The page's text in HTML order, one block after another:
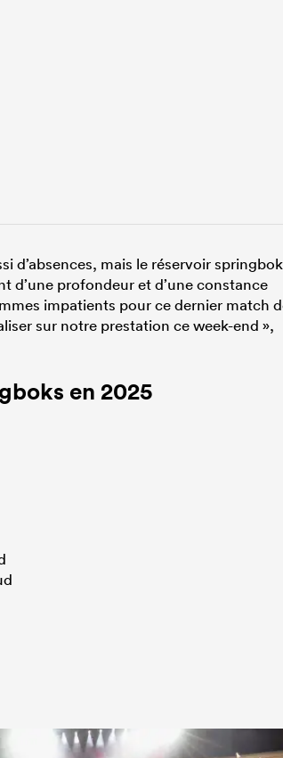
d’absences, mais le réservoir springbok
d’une profondeur et d’une constance
impatients pour ce dernier match
sur notre prestation ce week-end »,
en 2025